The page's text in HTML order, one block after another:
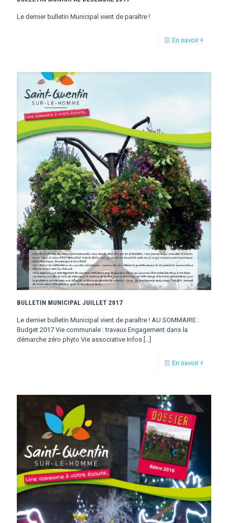
Le dernier bulletin Municipal vient de paraître !
En savoir +
BULLETIN MUNICIPAL JUILLET 2017
Le dernier bulletin Municipal vient de paraître ! AU SOMMAIRE :
Budget 2017 Vie communale : travaux Engagement dans la
démarche zéro phyto Vie associative Infos […]
En savoir +